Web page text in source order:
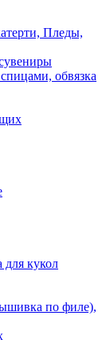
Пледы,
обвязка
кукол
по филе),